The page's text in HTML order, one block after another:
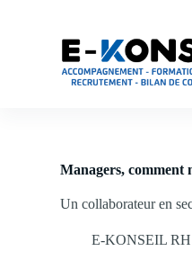
Managers, comment
Un collaborateur en
E-KONSEIL RH